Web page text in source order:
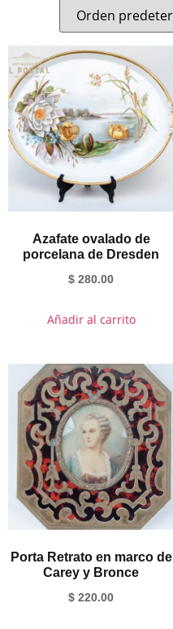
Azafate ovalado de
porcelana de Dresden
$ 280.00
Añadir al carrito
Porta Retrato en marco de
Carey y Bronce
$ 220.00